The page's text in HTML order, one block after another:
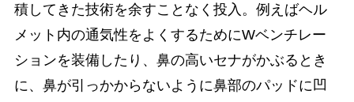
積してきた技術を余すことなく投入。例えばヘル
メット内の通気性をよくするためにWベンチレー
ションを装備したり、鼻の高いセナがかぶるとき
に、鼻が引っかからないように鼻部のパッドに凹